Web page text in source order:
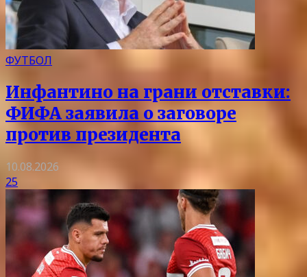
ФУТБОЛ
Инфантино на грани отставки:
ФИФА заявила о заговоре
против президента
10.08.2026
25